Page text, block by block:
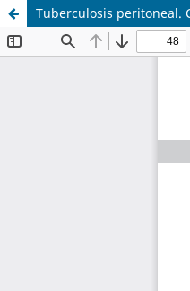
Tuberculosis peritoneal.